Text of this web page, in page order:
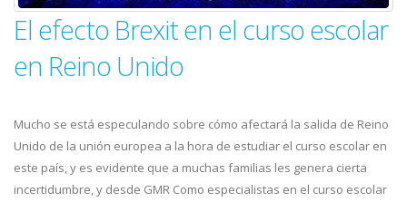
El efecto Brexit en el curso escolar
en Reino Unido
Mucho se está especulando sobre cómo afectará la salida de Reino
Unido de la unión europea a la hora de estudiar el curso escolar en
este país, y es evidente que a muchas familias les genera cierta
incertidumbre, y desde GMR Como especialistas en el curso escolar